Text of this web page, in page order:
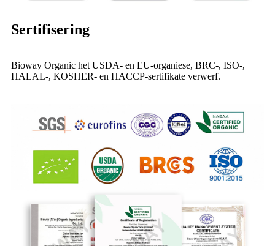
Sertifisering
Bioway Organic het USDA- en EU-organiese, BRC-, ISO-,
HALAL-, KOSHER- en HACCP-sertifikate verwerf.